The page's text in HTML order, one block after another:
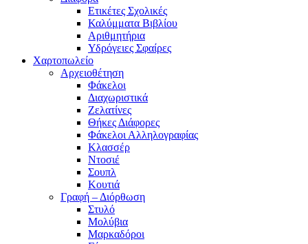
Ετικέτες Σχολικές
Καλύμματα Βιβλίου
Αριθμητήρια
Υδρόγειες Σφαίρες
Χαρτοπωλείο
Αρχειοθέτηση
Φάκελοι
Διαχωριστικά
Ζελατίνες
Θήκες Διάφορες
Φάκελοι Αλληλογραφίας
Κλασσέρ
Ντοσιέ
Σουπλ
Κουτιά
Γραφή – Διόρθωση
Στυλό
Μολύβια
Μαρκαδόροι